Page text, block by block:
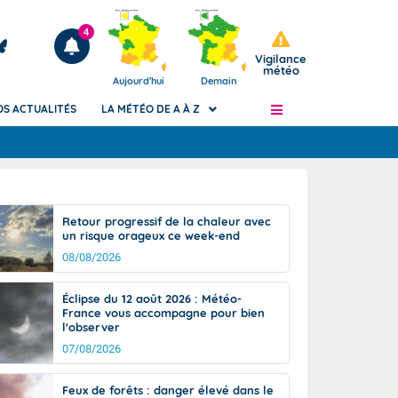
Articles
4
Aujourd'hui Demain
Vigilance
météo
de
Phénomènes dangereux de J+2 à J+7
Avertissement pluies intenses à l'échelle
des communes (Apic)
Bulletins Marine
Bulletins d'estimation du risque
d'avalanche
Météo des forêts
Vigicrues
ACTUALITÉS LA MÉTÉO DE A À Z
Retour progressif de la chaleur avec
un risque orageux ce week-end
08/08/2026
Éclipse du 12 août 2026 : Météo-
France vous accompagne pour bien
l'observer
07/08/2026
Feux de forêts : danger élevé dans le